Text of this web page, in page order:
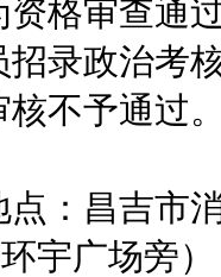
格审查通
录政治考
核不予通过
昌吉市消
宇广场旁）